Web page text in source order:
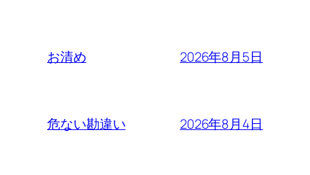
お清め 2026年8月5日
危ない勘違い 2026年8月4日